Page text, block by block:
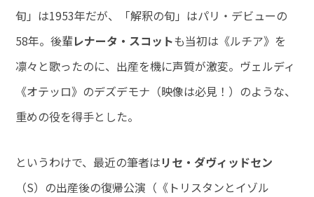
旬」は1953年だが、「解釈の旬」はパリ・デビューの
58年。後輩レナータ・スコットも当初は《ルチア》を
凛々と歌ったのに、出産を機に声質が激変。ヴェルディ
《オテッロ》のデズデモナ（映像は必見！）のような、
重めの役を得手とした。
というわけで、最近の筆者はリセ・ダヴィッドセン
（S）の出産後の復帰公演（《トリスタンとイゾル